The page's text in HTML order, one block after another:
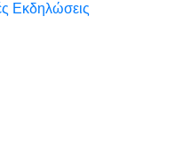
Eκδηλώσεις